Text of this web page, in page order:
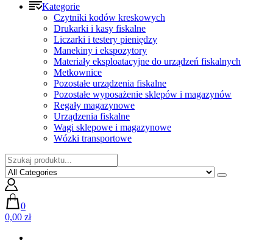
Kategorie
Czytniki kodów kreskowych
Drukarki i kasy fiskalne
Liczarki i testery pieniędzy
Manekiny i ekspozytory
Materiały eksploatacyjne do urządzeń fiskalnych
Metkownice
Pozostałe urządzenia fiskalne
Pozostałe wyposażenie sklepów i magazynów
Regały magazynowe
Urządzenia fiskalne
Wagi sklepowe i magazynowe
Wózki transportowe
0
0,00 zł